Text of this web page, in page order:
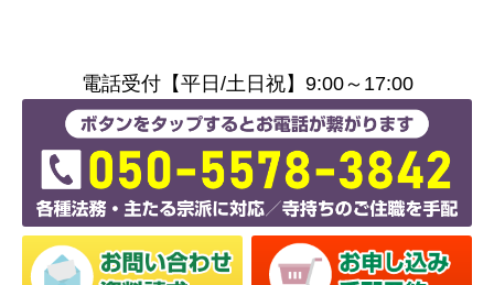
電話受付【平日/土日祝】9:00～17:00